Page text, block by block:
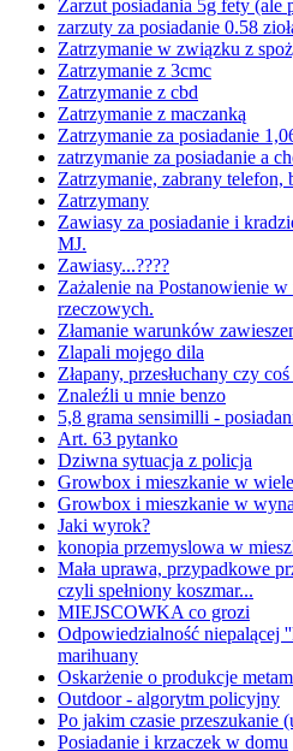
Zarzut posiadania 5g fety (ale
zarzuty za posiadanie 0.58
Zatrzymanie w związku z
Zatrzymanie z 3cmc
Zatrzymanie z cbd
Zatrzymanie z maczanką
Zatrzymanie za posiadanie
zatrzymanie za posiadanie a
Zatrzymanie, zabrany telefon,
Zatrzymany
Zawiasy za posiadanie i
MJ.
Zawiasy...????
Zażalenie na Postanowienie
rzeczowych.
Złamanie warunków
Zlapali mojego dila
Złapany, przesłuchany czy
Znaleźli u mnie benzo
5,8 grama sensimilli -
Art. 63 pytanko
Dziwna sytuacja z policja
Growbox i mieszkanie w
Growbox i mieszkanie w
Jaki wyrok?
konopia przemyslowa w
Mała uprawa, przypadkowe
czyli spełniony koszmar...
MIEJSCOWKA co grozi
Odpowiedzialność niepalącej
marihuany
Oskarżenie o produkcje
Outdoor - algorytm policyjny
Po jakim czasie przeszukanie
Posiadanie i krzaczek w domu